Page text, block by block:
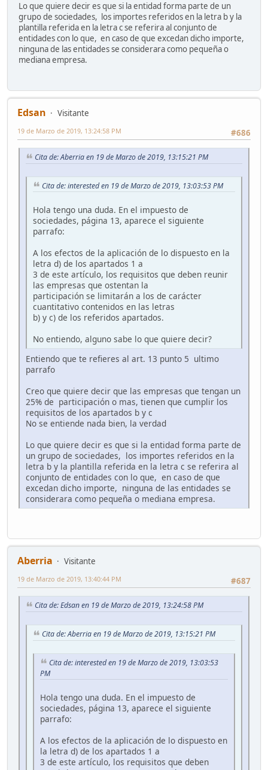
Lo que quiere decir es que si la entidad forma parte de un
grupo de sociedades, los importes referidos en la letra b y la
plantilla referida en la letra c se referira al conjunto de
entidades con lo que, en caso de que excedan dicho importe,
ninguna de las entidades se considerara como pequeña o
mediana empresa.
Edsan
Visitante
#686
19 de Marzo de 2019, 13:24:58 PM
Cita de: Aberria en 19 de Marzo de 2019, 13:15:21 PM
Cita de: interested en 19 de Marzo de 2019, 13:03:53 PM
Hola tengo una duda. En el impuesto de
sociedades, página 13, aparece el siguiente
parrafo:
A los efectos de la aplicación de lo dispuesto en la
letra d) de los apartados 1 a
3 de este artículo, los requisitos que deben reunir
las empresas que ostentan la
participación se limitarán a los de carácter
cuantitativo contenidos en las letras
b) y c) de los referidos apartados.
No entiendo, alguno sabe lo que quiere decir?
Entiendo que te refieres al art. 13 punto 5 ultimo
parrafo
Creo que quiere decir que las empresas que tengan un
25% de participación o mas, tienen que cumplir los
requisitos de los apartados b y c
No se entiende nada bien, la verdad
Lo que quiere decir es que si la entidad forma parte de
un grupo de sociedades, los importes referidos en la
letra b y la plantilla referida en la letra c se referira al
conjunto de entidades con lo que, en caso de que
excedan dicho importe, ninguna de las entidades se
considerara como pequeña o mediana empresa.
Aberria
Visitante
#687
19 de Marzo de 2019, 13:40:44 PM
Cita de: Edsan en 19 de Marzo de 2019, 13:24:58 PM
Cita de: Aberria en 19 de Marzo de 2019, 13:15:21 PM
Cita de: interested en 19 de Marzo de 2019, 13:03:53
PM
Hola tengo una duda. En el impuesto de
sociedades, página 13, aparece el siguiente
parrafo:
A los efectos de la aplicación de lo dispuesto en
la letra d) de los apartados 1 a
3 de este artículo, los requisitos que deben